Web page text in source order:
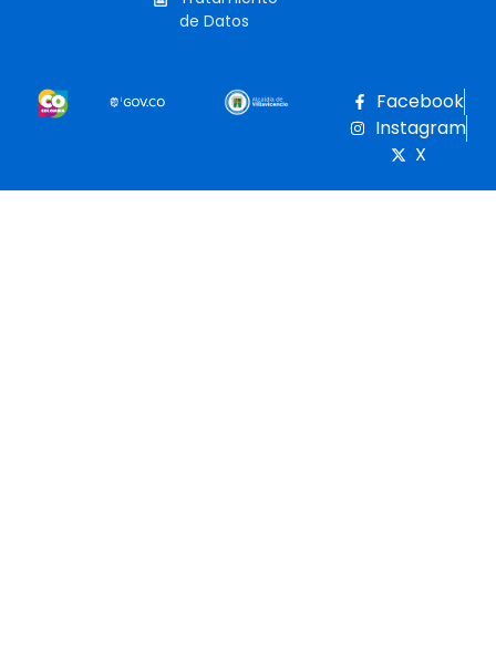
de Datos
Facebook
Instagram
X